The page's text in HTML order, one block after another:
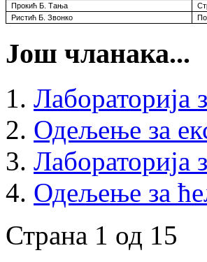
Прокић Б Тања
Ристић Б Звонко
Још чланака...
Лабораторија
Одељење за
Лабораторија
Одељење за
Страна 1 од 15